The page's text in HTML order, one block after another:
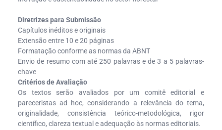
Diretrizes para Submissão
Capítulos inéditos e originais
Extensão entre 10 e 20 páginas
Formatação conforme as normas da ABNT
Envio de resumo com até 250 palavras e de 3 a 5 palavras-
chave
Critérios de Avaliação
Os textos serão avaliados por um comitê editorial e
pareceristas ad hoc, considerando a relevância do tema,
originalidade, consistência teórico-metodológica, rigor
científico, clareza textual e adequação às normas editoriais.